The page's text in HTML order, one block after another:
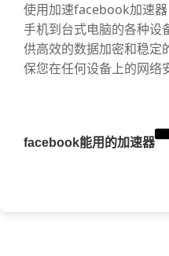
使用加速facebook加速
手机到台式电脑的各种设
供高效的数据加密和稳定
保您在任何设备上的网络
facebook能用的加速器